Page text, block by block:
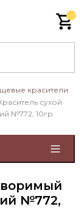
красители
сухой
№772, 10гр
№772,